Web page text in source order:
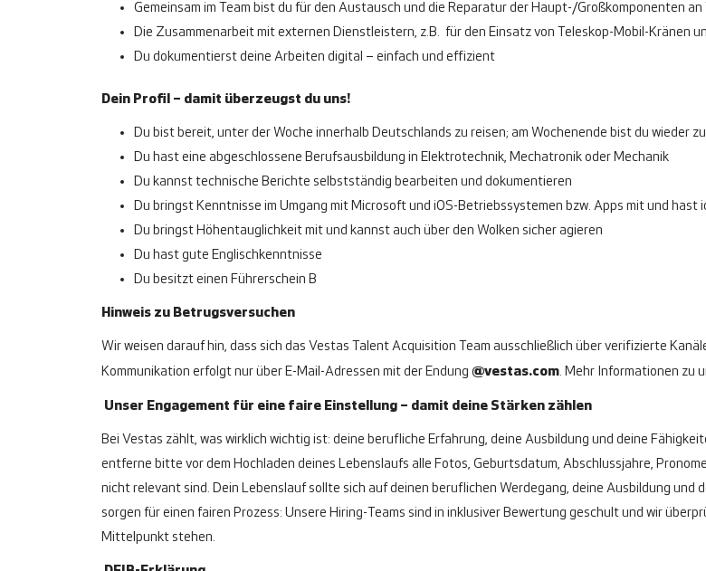
Gemeinsam im Team bist du für den Austausch und die Reparatur der Haupt-/Großkomponenten
Die Zusammenarbeit mit externen Dienstleistern, z.B. für den Einsatz von Teleskop-Mobil-Kränen
Du dokumentierst deine Arbeiten digital – einfach und effizient
Dein Profil – damit überzeugst du uns!
Du bist bereit, unter der Woche innerhalb Deutschlands zu reisen; am Wochenende bist du wieder
Du hast eine abgeschlossene Berufsausbildung in Elektrotechnik, Mechatronik oder Mechanik
Du kannst technische Berichte selbstständig bearbeiten und dokumentieren
Du bringst Kenntnisse im Umgang mit Microsoft und iOS-Betriebssystemen bzw. Apps mit und hast
Du bringst Höhentauglichkeit mit und kannst auch über den Wolken sicher agieren
Du hast gute Englischkenntnisse
Du besitzt einen Führerschein B
Hinweis zu Betrugsversuchen
Wir weisen darauf hin, dass sich das Vestas Talent Acquisition Team ausschließlich über verifizierte
Kommunikation erfolgt nur über E-Mail-Adressen mit der Endung @vestas.com. Mehr Informationen zu
Unser Engagement für eine faire Einstellung – damit deine Stärken zählen
Bei Vestas zählt, was wirklich wichtig ist: deine berufliche Erfahrung, deine Ausbildung und deine
entferne bitte vor dem Hochladen deines Lebenslaufs alle Fotos, Geburtsdatum, Abschlussjahre,
nicht relevant sind. Dein Lebenslauf sollte sich auf deinen beruflichen Werdegang, deine Ausbildung
sorgen für einen fairen Prozess: Unsere Hiring-Teams sind in inklusiver Bewertung geschult und wir
Mittelpunkt stehen.